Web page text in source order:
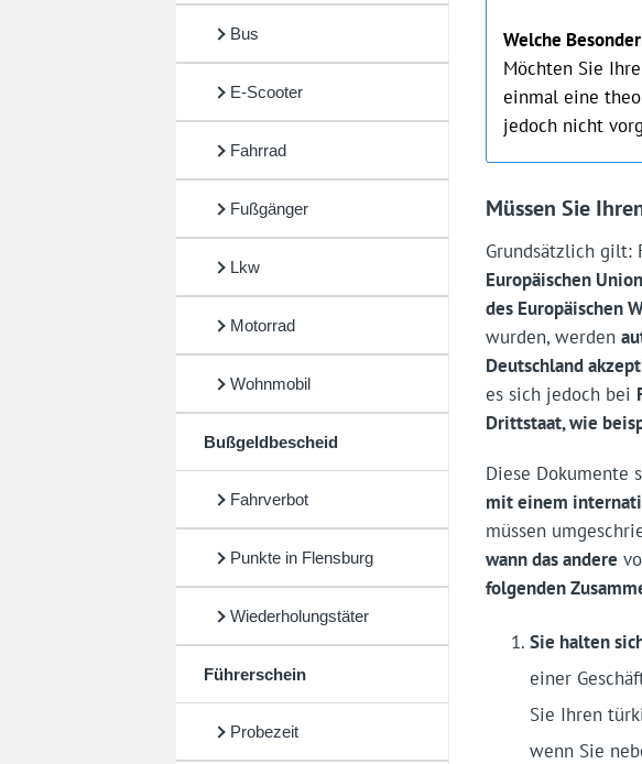
Bus
E-Scooter
Fahrrad
Fußgänger
Lkw
Motorrad
Wohnmobil
Bußgeldbescheid
Fahrverbot
Punkte in Flensburg
Wiederholungstäter
Führerschein
Probezeit
Welche
Möchten Sie
einmal eine
jedoch nicht
Müssen Sie
Grundsätzlich gilt:
Europäischen
des Europäischen
wurden, werden
Deutschland
es sich jedoch bei
Drittstaat, wie
Diese Dokumente
mit einem
müssen
wann das andere
folgenden
Sie halten
einer
Sie Ihren
wenn Sie